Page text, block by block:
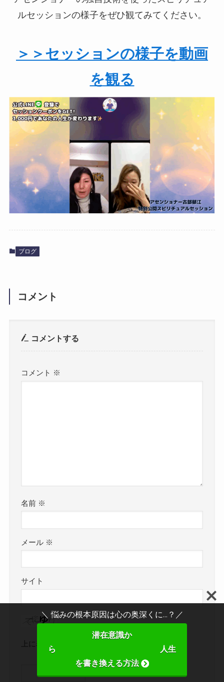
ルセッションの様子をぜひ観てみてください。
＞＞セッションの様子を動画
を観る
ブログ
コメント
コメントする
コメント ※
名前 ※
メール ※
サイト
上に表示された文字を入力してください。
＼ 悩みの根本原因は心の奥深くに...？／
潜在意識か
ら 人生
を書き換える方法